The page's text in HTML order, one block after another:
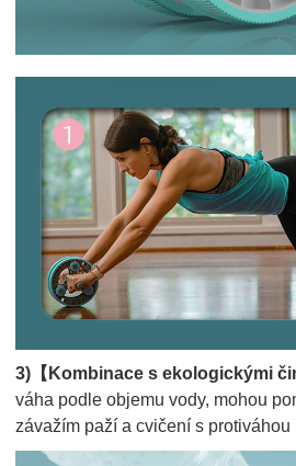
3)【Kombinace s ekologickými
váha podle objemu vody, mohou
závažím paží a cvičení s protiváhou